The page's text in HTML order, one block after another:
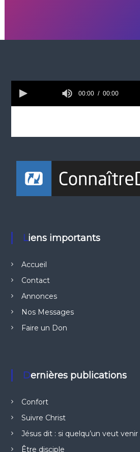
Liens importants
Accueil
Contact
Annonces
Nos Messages
Faire un Don
Dernières publications
Confort
Suivre Christ
Jésus dit : si quelqu’un veut
Être disciple